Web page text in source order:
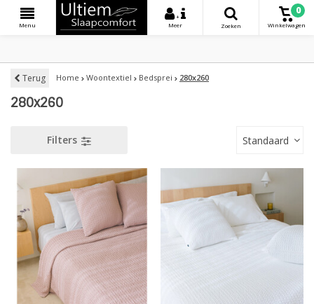
Menu
+
Meer
Zoeken
0
Winkelwagen
Terug Home Woontextiel Bedsprei 280x260
280x260
Filters Standaard